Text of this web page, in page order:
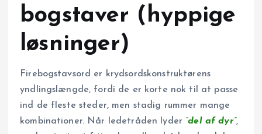
bogstaver (hyppige
løsninger)
Firebogstavsord er krydsordskonstruktørens
yndlingslængde, fordi de er korte nok til at passe
ind de fleste steder, men stadig rummer mange
kombinationer. Når ledetråden lyder “del af dyr”,